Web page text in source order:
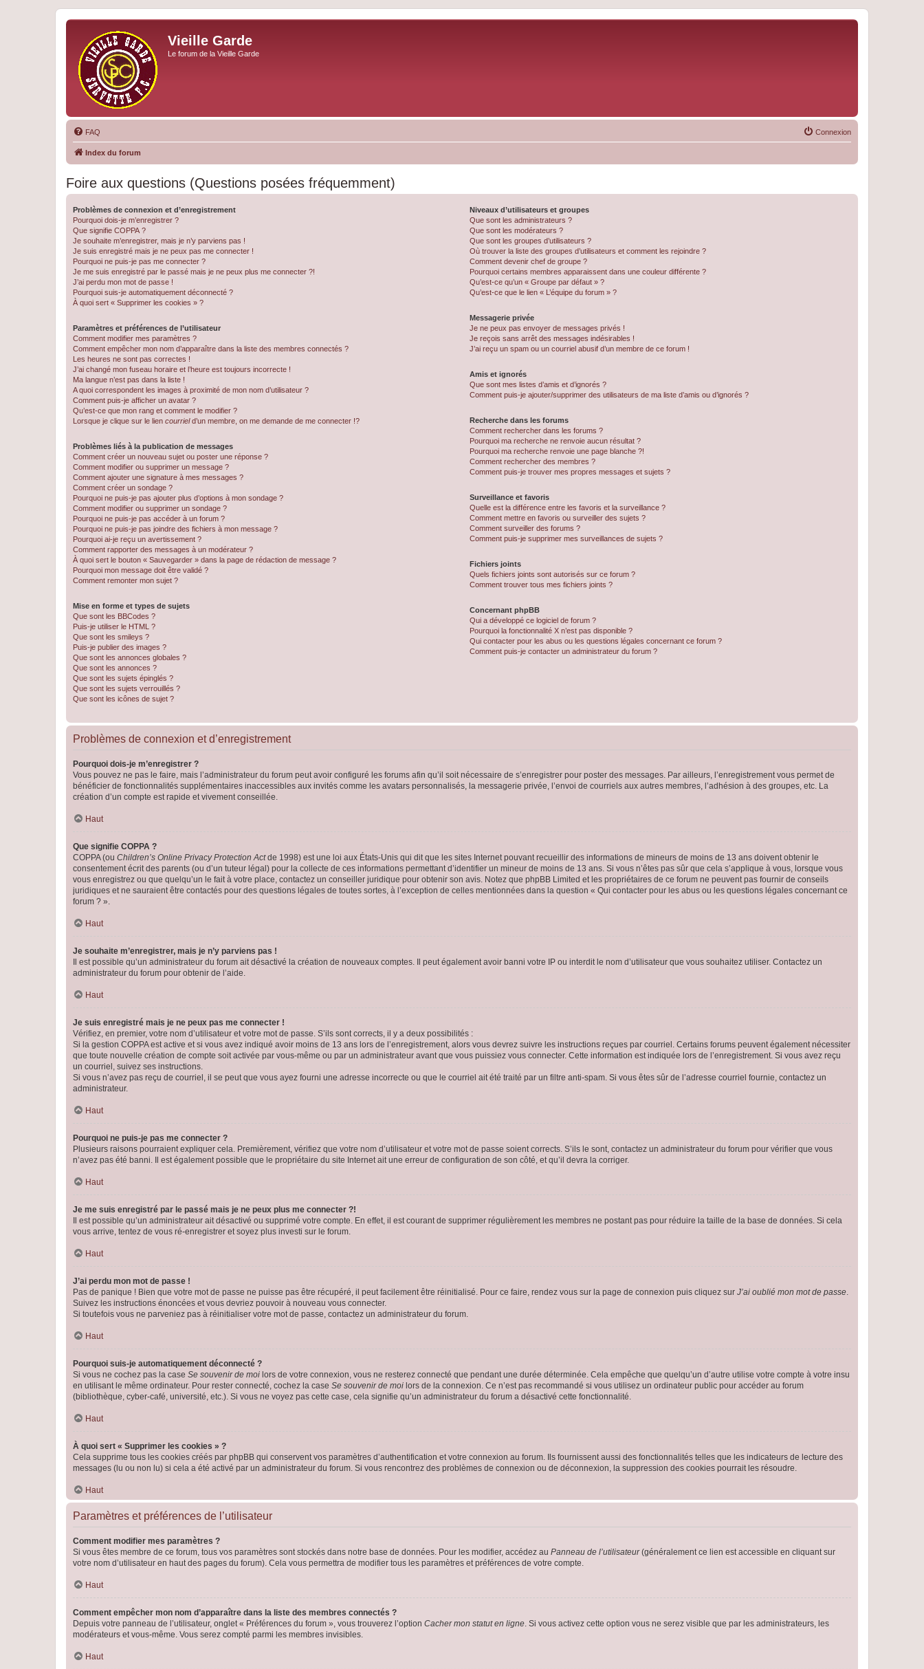
Vieille Garde
Le forum de la Vieille Garde
FAQ Connexion
Index du forum
Foire aux questions (Questions posées fréquemment)
Problèmes de connexion et d’enregistrement
Pourquoi dois-je m’enregistrer ?
Que signifie COPPA ?
Je souhaite m’enregistrer, mais je n’y parviens pas !
Je suis enregistré mais je ne peux pas me connecter !
Pourquoi ne puis-je pas me connecter ?
Je me suis enregistré par le passé mais je ne peux plus me connecter ?!
J’ai perdu mon mot de passe !
Pourquoi suis-je automatiquement déconnecté ?
À quoi sert « Supprimer les cookies » ?
Paramètres et préférences de l’utilisateur
Comment modifier mes paramètres ?
Comment empêcher mon nom d’apparaître dans la liste des membres connectés ?
Les heures ne sont pas correctes !
J’ai changé mon fuseau horaire et l’heure est toujours incorrecte !
Ma langue n’est pas dans la liste !
A quoi correspondent les images à proximité de mon nom d’utilisateur ?
Comment puis-je afficher un avatar ?
Qu’est-ce que mon rang et comment le modifier ?
Lorsque je clique sur le lien courrield’un membre, on me demande de me connecter !?
Problèmes liés à la publication de messages
Comment créer un nouveau sujet ou poster une réponse ?
Comment modifier ou supprimer un message ?
Comment ajouter une signature à mes messages ?
Comment créer un sondage ?
Pourquoi ne puis-je pas ajouter plus d’options à mon sondage ?
Comment modifier ou supprimer un sondage ?
Pourquoi ne puis-je pas accéder à un forum ?
Pourquoi ne puis-je pas joindre des fichiers à mon message ?
Pourquoi ai-je reçu un avertissement ?
Comment rapporter des messages à un modérateur ?
À quoi sert le bouton « Sauvegarder » dans la page de rédaction de message ?
Pourquoi mon message doit être validé ?
Comment remonter mon sujet ?
Mise en forme et types de sujets
Que sont les BBCodes ?
Puis-je utiliser le HTML ?
Que sont les smileys ?
Puis-je publier des images ?
Que sont les annonces globales ?
Que sont les annonces ?
Que sont les sujets épinglés ?
Que sont les sujets verrouillés ?
Que sont les icônes de sujet ?
Niveaux d’utilisateurs et groupes
Que sont les administrateurs ?
Que sont les modérateurs ?
Que sont les groupes d’utilisateurs ?
Où trouver la liste des groupes d’utilisateurs et comment les rejoindre ?
Comment devenir chef de groupe ?
Pourquoi certains membres apparaissent dans une couleur différente ?
Qu’est-ce qu’un « Groupe par défaut » ?
Qu’est-ce que le lien « L’équipe du forum » ?
Messagerie privée
Je ne peux pas envoyer de messages privés !
Je reçois sans arrêt des messages indésirables !
J’ai reçu un spam ou un courriel abusif d’un membre de ce forum !
Amis et ignorés
Que sont mes listes d’amis et d’ignorés ?
Comment puis-je ajouter/supprimer des utilisateurs de ma liste d’amis ou d’ignorés ?
Recherche dans les forums
Comment rechercher dans les forums ?
Pourquoi ma recherche ne renvoie aucun résultat ?
Pourquoi ma recherche renvoie une page blanche ?!
Comment rechercher des membres ?
Comment puis-je trouver mes propres messages et sujets ?
Surveillance et favoris
Quelle est la différence entre les favoris et la surveillance ?
Comment mettre en favoris ou surveiller des sujets ?
Comment surveiller des forums ?
Comment puis-je supprimer mes surveillances de sujets ?
Fichiers joints
Quels fichiers joints sont autorisés sur ce forum ?
Comment trouver tous mes fichiers joints ?
Concernant phpBB
Qui a développé ce logiciel de forum ?
Pourquoi la fonctionnalité X n’est pas disponible ?
Qui contacter pour les abus ou les questions légales concernant ce forum ?
Comment puis-je contacter un administrateur du forum ?
Problèmes de connexion et d’enregistrement
Pourquoi dois-je m’enregistrer ?
Vous pouvez ne pas le faire, mais l’administrateur du forum peut avoir configuré les forums afin qu’il soit nécessaire de s’enregistrer pour poster des messages. Par ailleurs, l’enregistrement vous permet de
bénéficier de fonctionnalités supplémentaires inaccessibles aux invités comme les avatars personnalisés, la messagerie privée, l’envoi de courriels aux autres membres, l’adhésion à des groupes, etc. La
création d’un compte est rapide et vivement conseillée.
Haut
Que signifie COPPA ?
COPPA (ou Children’s Online Privacy Protection Actde 1998) est une loi aux États-Unis qui dit que les sites Internet pouvant recueillir des informations de mineurs de moins de 13 ans doivent obtenir le
consentement écrit des parents (ou d’un tuteur légal) pour la collecte de ces informations permettant d’identifier un mineur de moins de 13 ans. Si vous n’êtes pas sûr que cela s’applique à vous, lorsque vous
vous enregistrez ou que quelqu’un le fait à votre place, contactez un conseiller juridique pour obtenir son avis. Notez que phpBB Limited et les propriétaires de ce forum ne peuvent pas fournir de conseils
juridiques et ne sauraient être contactés pour des questions légales de toutes sortes, à l’exception de celles mentionnées dans la question « Qui contacter pour les abus ou les questions légales concernant ce
forum ? ».
Haut
Je souhaite m’enregistrer, mais je n’y parviens pas !
Il est possible qu’un administrateur du forum ait désactivé la création de nouveaux comptes. Il peut également avoir banni votre IP ou interdit le nom d’utilisateur que vous souhaitez utiliser. Contactez un
administrateur du forum pour obtenir de l’aide.
Haut
Je suis enregistré mais je ne peux pas me connecter !
Vérifiez, en premier, votre nom d’utilisateur et votre mot de passe. S’ils sont corrects, il y a deux possibilités :
Si la gestion COPPA est active et si vous avez indiqué avoir moins de 13 ans lors de l’enregistrement, alors vous devrez suivre les instructions reçues par courriel. Certains forums peuvent également nécessiter
que toute nouvelle création de compte soit activée par vous-même ou par un administrateur avant que vous puissiez vous connecter. Cette information est indiquée lors de l’enregistrement. Si vous avez reçu
un courriel, suivez ses instructions.
Si vous n’avez pas reçu de courriel, il se peut que vous ayez fourni une adresse incorrecte ou que le courriel ait été traité par un filtre anti-spam. Si vous êtes sûr de l’adresse courriel fournie, contactez un
administrateur.
Haut
Pourquoi ne puis-je pas me connecter ?
Plusieurs raisons pourraient expliquer cela. Premièrement, vérifiez que votre nom d’utilisateur et votre mot de passe soient corrects. S’ils le sont, contactez un administrateur du forum pour vérifier que vous
n’avez pas été banni. Il est également possible que le propriétaire du site Internet ait une erreur de configuration de son côté, et qu’il devra la corriger.
Haut
Je me suis enregistré par le passé mais je ne peux plus me connecter ?!
Il est possible qu’un administrateur ait désactivé ou supprimé votre compte. En effet, il est courant de supprimer régulièrement les membres ne postant pas pour réduire la taille de la base de données. Si cela
vous arrive, tentez de vous ré-enregistrer et soyez plus investi sur le forum.
Haut
J’ai perdu mon mot de passe !
Pas de panique ! Bien que votre mot de passe ne puisse pas être récupéré, il peut facilement être réinitialisé. Pour ce faire, rendez vous sur la page de connexion puis cliquez sur J’ai oublié mon mot de passe.
Suivez les instructions énoncées et vous devriez pouvoir à nouveau vous connecter.
Si toutefois vous ne parveniez pas à réinitialiser votre mot de passe, contactez un administrateur du forum.
Haut
Pourquoi suis-je automatiquement déconnecté ?
Si vous ne cochez pas la case Se souvenir de moi lors de votre connexion, vous ne resterez connecté que pendant une durée déterminée. Cela empêche que quelqu’un d’autre utilise votre compte à votre insu
en utilisant le même ordinateur. Pour rester connecté, cochez la case Se souvenir de moi lors de la connexion. Ce n’est pas recommandé si vous utilisez un ordinateur public pour accéder au forum
(bibliothèque, cyber-café, université, etc.). Si vous ne voyez pas cette case, cela signifie qu’un administrateur du forum a désactivé cette fonctionnalité.
Haut
À quoi sert « Supprimer les cookies » ?
Cela supprime tous les cookies créés par phpBB qui conservent vos paramètres d’authentification et votre connexion au forum. Ils fournissent aussi des fonctionnalités telles que les indicateurs de lecture des
messages (lu ou non lu) si cela a été activé par un administrateur du forum. Si vous rencontrez des problèmes de connexion ou de déconnexion, la suppression des cookies pourrait les résoudre.
Haut
Paramètres et préférences de l’utilisateur
Comment modifier mes paramètres ?
Si vous êtes membre de ce forum, tous vos paramètres sont stockés dans notre base de données. Pour les modifier, accédez au Panneau de l’utilisateur(généralement ce lien est accessible en cliquant sur
votre nom d’utilisateur en haut des pages du forum). Cela vous permettra de modifier tous les paramètres et préférences de votre compte.
Haut
Comment empêcher mon nom d’apparaître dans la liste des membres connectés ?
Depuis votre panneau de l’utilisateur, onglet « Préférences du forum », vous trouverez l’option Cacher mon statut en ligne. Si vous activez cette option vous ne serez visible que par les administrateurs, les
modérateurs et vous-même. Vous serez compté parmi les membres invisibles.
Haut